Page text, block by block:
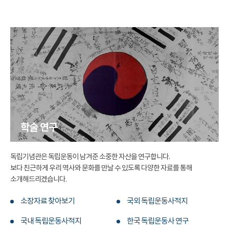
학술 연구
독립기념관은 독립운동이 남겨준 소중한 자산을 연구합니다.
보다 친근하게 우리 역사와 문화를 만날 수 있도록 다양한 자료를 통해
소개해드리겠습니다.
소장자료 찾아보기 국외 독립운동사적지
국내 독립운동사적지 한국 독립운동사 연구